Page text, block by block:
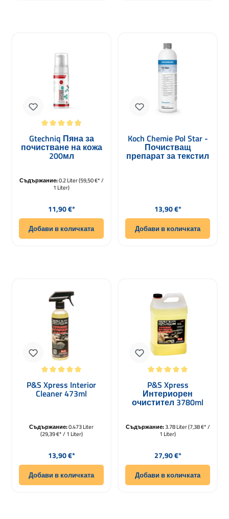
Средна оценка за 4.9 от 5 звезди
Gtechniq Пяна за
почистване на кожа
200мл
Съдържание:0.2 Liter(59,50 €* /
1 Liter)
Редовна цена:
11,90 €*
Добави в количката
Koch Chemie Pol Star -
Почистващ
препарат за текстил
Редовна цена:
13,90 €*
Добави в количката
Средна оценка за 5 от 5 звезди
P&S Xpress Interior
Cleaner 473ml
Съдържание:0.473 Liter
(29,39 €* / 1 Liter)
Редовна цена:
13,90 €*
Добави в количката
Средна оценка за 5 от 5 звезди
P&S Xpress
Интериорен
очистител 3780ml
Съдържание:3.78 Liter(7,38 €* /
1 Liter)
Редовна цена:
27,90 €*
Добави в количката